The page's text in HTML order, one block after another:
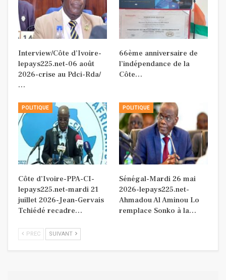
Interview/Côte d’Ivoire-
lepays225.net-06 août
2026-crise au Pdci-Rda/
…
66ème anniversaire de
l’indépendance de la
Côte…
POLITIQUE
Côte d’Ivoire-PPA-CI-
lepays225.net-mardi 21
juillet 2026-Jean-Gervais
Tchiédé recadre…
POLITIQUE
Sénégal-Mardi 26 mai
2026-lepays225.net-
Ahmadou Al Aminou Lo
remplace Sonko à la…
PREC SUIVANT